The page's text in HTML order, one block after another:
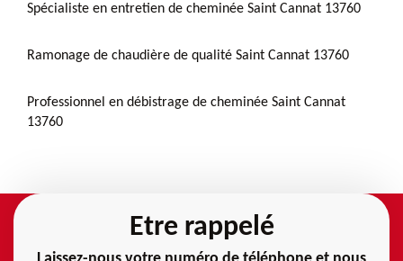
Spécialiste en entretien de cheminée Saint Cannat 13760
Ramonage de chaudière de qualité Saint Cannat 13760
Professionnel en débistrage de cheminée Saint Cannat
13760
Etre rappelé